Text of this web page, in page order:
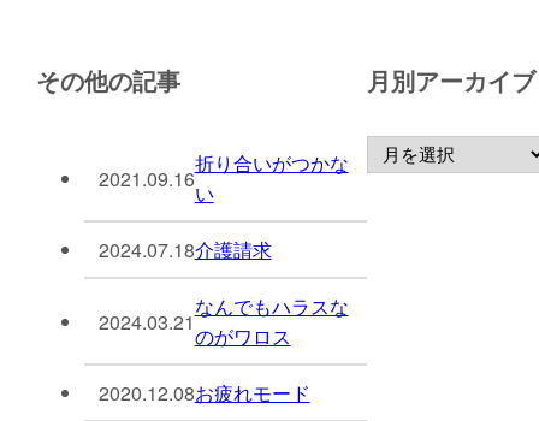
その他の記事
2021.09.16
折り合いがつかな
い
2024.07.18介護請求
2024.03.21
なんでもハラスな
のがワロス
2020.12.08お疲れモード
月別アーカイブ